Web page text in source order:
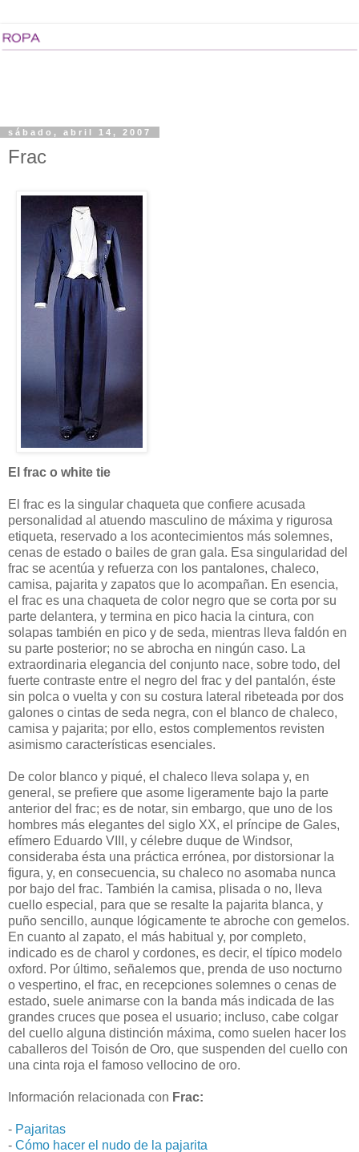
sábado, abril 14, 2007
Frac
El frac o white tie
El frac es la singular chaqueta que confiere acusada
personalidad al atuendo masculino de máxima y rigurosa
etiqueta, reservado a los acontecimientos más solemnes,
cenas de estado o bailes de gran gala. Esa singularidad del
frac se acentúa y refuerza con los pantalones, chaleco,
camisa, pajarita y zapatos que lo acompañan. En esencia,
el frac es una chaqueta de color negro que se corta por su
parte delantera, y termina en pico hacia la cintura, con
solapas también en pico y de seda, mientras lleva faldón en
su parte posterior; no se abrocha en ningún caso. La
extraordinaria elegancia del conjunto nace, sobre todo, del
fuerte contraste entre el negro del frac y del pantalón, éste
sin polca o vuelta y con su costura lateral ribeteada por dos
galones o cintas de seda negra, con el blanco de chaleco,
camisa y pajarita; por ello, estos complementos revisten
asimismo características esenciales.
De color blanco y piqué, el chaleco lleva solapa y, en
general, se prefiere que asome ligeramente bajo la parte
anterior del frac; es de notar, sin embargo, que uno de los
hombres más elegantes del siglo XX, el príncipe de Gales,
efímero Eduardo VIII, y célebre duque de Windsor,
consideraba ésta una práctica errónea, por distorsionar la
figura, y, en consecuencia, su chaleco no asomaba nunca
por bajo del frac. También la camisa, plisada o no, lleva
cuello especial, para que se resalte la pajarita blanca, y
puño sencillo, aunque lógicamente te abroche con gemelos.
En cuanto al zapato, el más habitual y, por completo,
indicado es de charol y cordones, es decir, el típico modelo
oxford. Por último, señalemos que, prenda de uso nocturno
o vespertino, el frac, en recepciones solemnes o cenas de
estado, suele animarse con la banda más indicada de las
grandes cruces que posea el usuario; incluso, cabe colgar
del cuello alguna distinción máxima, como suelen hacer los
caballeros del Toisón de Oro, que suspenden del cuello con
una cinta roja el famoso vellocino de oro.
Información relacionada con Frac:
- Pajaritas
- Cómo hacer el nudo de la pajarita